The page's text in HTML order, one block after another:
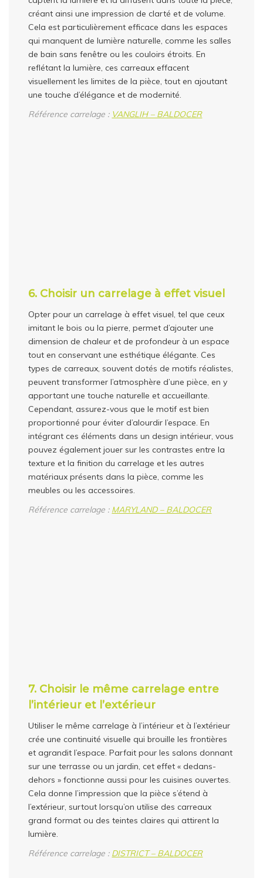
créant ainsi une impression de clarté et de volume.
Cela est particulièrement efficace dans les espaces
qui manquent de lumière naturelle, comme les salles
de bain sans fenêtre ou les couloirs étroits. En
reflétant la lumière, ces carreaux effacent
visuellement les limites de la pièce, tout en ajoutant
une touche d’élégance et de modernité.
Référence carrelage : VANGLIH – BALDOCER
6. Choisir un carrelage à effet visuel
Opter pour un carrelage à effet visuel, tel que ceux
imitant le bois ou la pierre, permet d’ajouter une
dimension de chaleur et de profondeur à un espace
tout en conservant une esthétique élégante. Ces
types de carreaux, souvent dotés de motifs réalistes,
peuvent transformer l’atmosphère d’une pièce, en y
apportant une touche naturelle et accueillante.
Cependant, assurez-vous que le motif est bien
proportionné pour éviter d’alourdir l’espace. En
intégrant ces éléments dans un design intérieur, vous
pouvez également jouer sur les contrastes entre la
texture et la finition du carrelage et les autres
matériaux présents dans la pièce, comme les
meubles ou les accessoires.
Référence carrelage : MARYLAND – BALDOCER
7. Choisir le même carrelage entre
l’intérieur et l’extérieur
Utiliser le même carrelage à l’intérieur et à l’extérieur
crée une continuité visuelle qui brouille les frontières
et agrandit l’espace. Parfait pour les salons donnant
sur une terrasse ou un jardin, cet effet « dedans-
dehors » fonctionne aussi pour les cuisines ouvertes.
Cela donne l’impression que la pièce s’étend à
l’extérieur, surtout lorsqu’on utilise des carreaux
grand format ou des teintes claires qui attirent la
lumière.
Référence carrelage : DISTRICT – BALDOCER